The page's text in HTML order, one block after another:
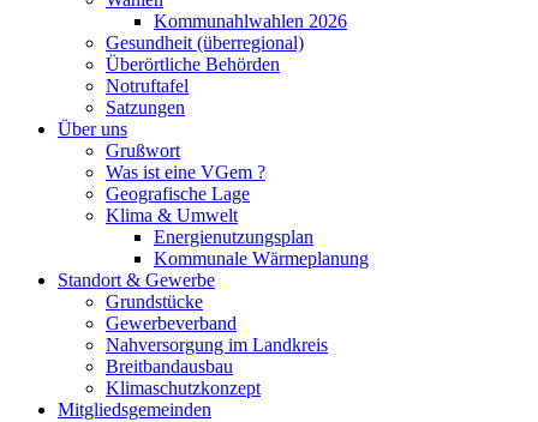
Kommunahlwahlen 2026
Gesundheit (überregional)
Überörtliche Behörden
Notruftafel
Satzungen
Über uns
Grußwort
Was ist eine VGem ?
Geografische Lage
Klima & Umwelt
Energienutzungsplan
Kommunale Wärmeplanung
Standort & Gewerbe
Grundstücke
Gewerbeverband
Nahversorgung im Landkreis
Breitbandausbau
Klimaschutzkonzept
Mitgliedsgemeinden